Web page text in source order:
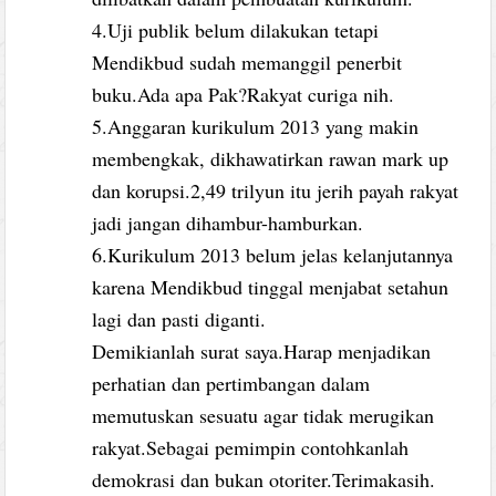
4.Uji publik belum dilakukan tetapi
Mendikbud sudah memanggil penerbit
buku.Ada apa Pak?Rakyat curiga nih.
5.Anggaran kurikulum 2013 yang makin
membengkak, dikhawatirkan rawan mark up
dan korupsi.2,49 trilyun itu jerih payah rakyat
jadi jangan dihambur-hamburkan.
6.Kurikulum 2013 belum jelas kelanjutannya
karena Mendikbud tinggal menjabat setahun
lagi dan pasti diganti.
Demikianlah surat saya.Harap menjadikan
perhatian dan pertimbangan dalam
memutuskan sesuatu agar tidak merugikan
rakyat.Sebagai pemimpin contohkanlah
demokrasi dan bukan otoriter.Terimakasih.